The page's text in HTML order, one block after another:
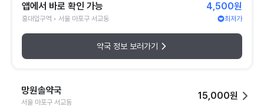
앱에서 바로 확인 가능
홍대입구역 • 서울 마포구 서교동
4,500원
최저가
약국 정보 보러가기
망원솔약국
서울 마포구 서교동
15,000원